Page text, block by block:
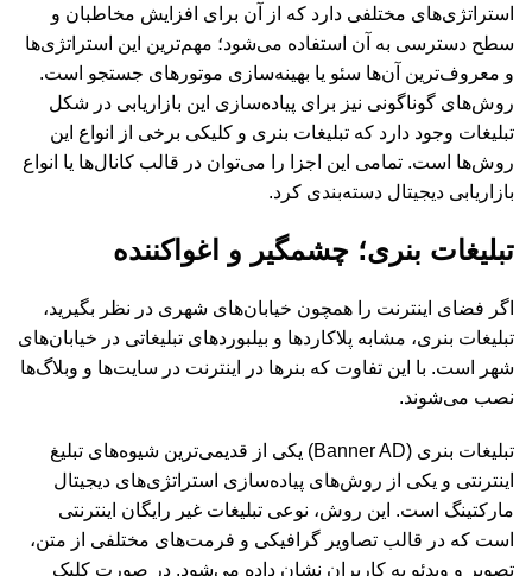
استراتژی‌های مختلفی دارد که از آن برای افزایش مخاطبان و
سطح دسترسی به آن استفاده می‌شود؛ مهم‌ترین این استراتژی‌ها
و معروف‌ترین آن‌ها سئو یا بهینه‌سازی موتورهای جستجو است.
روش‌های گوناگونی نیز برای پیاده‌سازی این بازاریابی در شکل
تبلیغات وجود دارد که تبلیغات بنری و کلیکی برخی از انواع این
روش‌ها است. تمامی این اجزا را می‌توان در قالب کانال‌ها یا انواع
بازاریابی دیجیتال دسته‌بندی کرد.
تبلیغات بنری؛ چشمگیر و اغواکننده
اگر فضای اینترنت را همچون خیابان‌های شهری در نظر بگیرید،
تبلیغات بنری، مشابه پلاکاردها و بیلبوردهای تبلیغاتی در خیابان‌های
شهر است. با این تفاوت که بنرها در اینترنت در سایت‌ها و وبلاگ‌ها
نصب می‌شوند.
تبلیغات بنری (Banner AD) یکی از قدیمی‌ترین شیوه‌های تبلیغ
اینترنتی و یکی از روش‌های پیاده‌سازی استراتژی‌های دیجیتال
مارکتینگ است. این روش، نوعی تبلیغات غیر رایگان اینترنتی
است که در قالب تصاویر گرافیکی و فرمت‌های مختلفی از متن،
تصویر و ویدئو به کاربران نشان داده می‌شود. در صورت کلیک